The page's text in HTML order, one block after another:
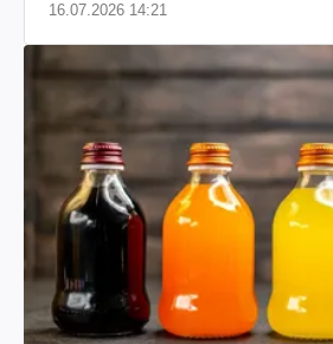
16.07.2026 14:21